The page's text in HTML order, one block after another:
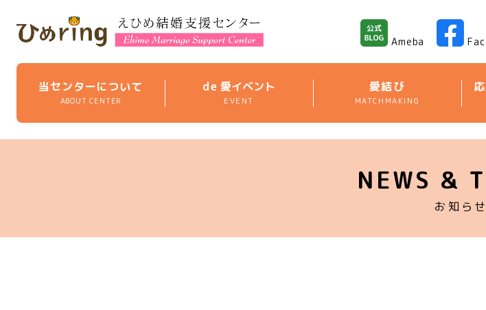
de 愛イベント
EVENT
愛結び
MATCHMAKING
当センターについて
ABOUT CENTER
Ameba
NEWS &
お知らせ